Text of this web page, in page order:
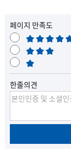
페이지 만족도
매
우
만
족
보
통
매
우
불
만
한줄의견